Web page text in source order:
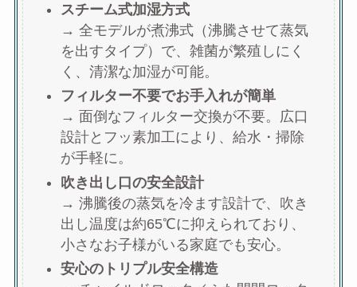
スチーム式加湿方式
→ 全モデルが煮沸式（沸騰させて蒸気
を出すタイプ）で、雑菌が繁殖しにく
く、清潔な加湿が可能。
フィルター不要でお手入れが簡単
→ 面倒なフィルター交換が不要。広口
設計とフッ素加工により、給水・掃除
が手軽に。
吹き出し口の安全設計
→ 沸騰後の蒸気を冷ます設計で、吹き
出し温度は約65℃に抑えられており、
小さなお子様がいる家庭でも安心。
安心のトリプル安全構造